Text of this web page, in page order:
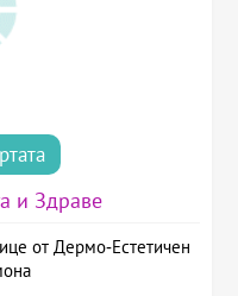
и Здраве
от Дермо-Естетичен